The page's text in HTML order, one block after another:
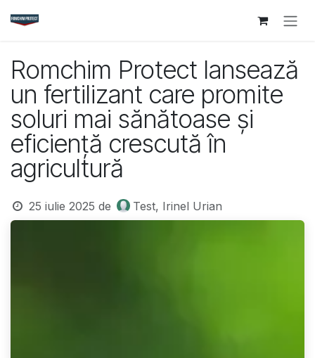
Romchim Protect lansează
un fertilizant care promite
soluri mai sănătoase și
eficiență crescută în
agricultură
25 iulie 2025 de Test, Irinel Urian